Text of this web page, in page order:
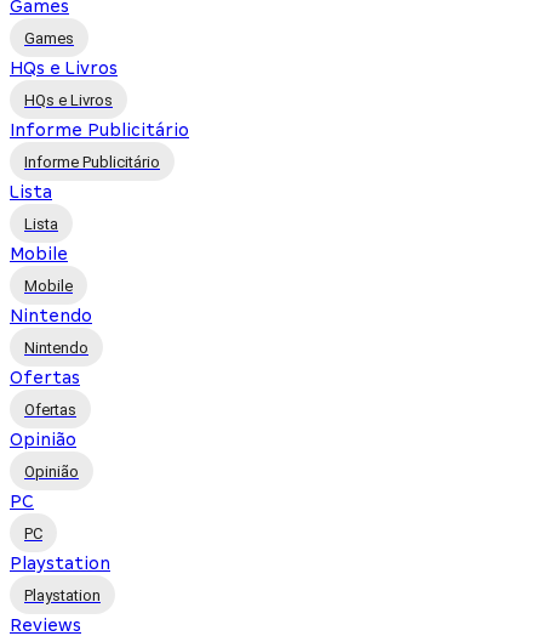
Games
Games
HQs e Livros
HQs e Livros
Informe Publicitário
Informe Publicitário
Lista
Lista
Mobile
Mobile
Nintendo
Nintendo
Ofertas
Ofertas
Opinião
Opinião
PC
PC
Playstation
Playstation
Reviews